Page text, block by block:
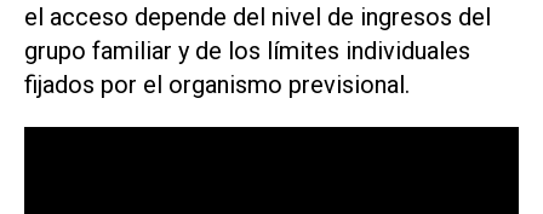
el acceso depende del nivel de ingresos del
grupo familiar y de los límites individuales
fijados por el organismo previsional.